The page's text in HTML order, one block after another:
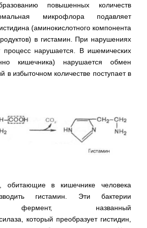
повышенных количеств
микрофлора подавляет
(аминокислотного компонента
в гистамин. При нарушениях
процесс нарушается. В ишемических
кишечника) нарушается обмен
в избыточном количестве поступает в
обитающие в кишечнике человека
гистамин. Эти бактерии
фермент, названный
который преобразует гистидин,